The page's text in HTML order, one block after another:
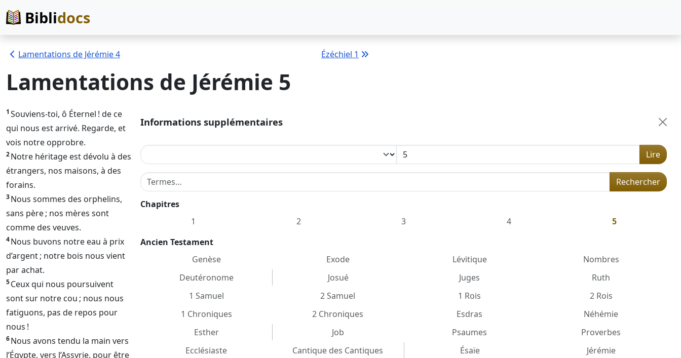
Biblidocs
Lamentations de Jérémie 4 Ézéchiel 1
Lamentations de Jérémie 5
1 Souviens-toi, ô Éternel ! de ce
qui nous est arrivé. Regarde, et
vois notre opprobre.
2Notre héritage est dévolu à des
étrangers, nos maisons, à des
forains.
3Nous sommes des orphelins,
sans père ; nos mères sont
comme des veuves.
4Nous buvons notre eau à prix
d’argent ; notre bois nous vient
par achat.
5Ceux qui nous poursuivent
sont sur notre cou ; nous nous
fatiguons, pas de repos pour
nous !
6Nous avons tendu la main vers
l’Égypte, vers l’Assyrie, pour être
Informations supplémentaires
Lire
Terme de recherche dans la concordance
Rechercher
Chapitres
1
2 3 4
5
Ancien Testament
Genèse
Exode Lévitique
Nombres
Deutéronome
Josué Juges
Ruth
1 Samuel
2 Samuel 1 Rois
2 Rois
1 Chroniques
2 Chroniques Esdras
Néhémie
Esther
Job Psaumes
Proverbes
Ecclésiaste
Cantique des Cantiques Ésaïe
Jérémie